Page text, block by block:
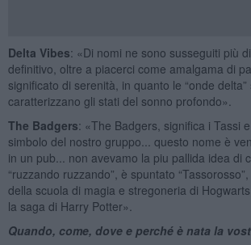
Delta Vibes: «Di nomi ne sono susseguiti più
definitivo, oltre a piacerci come amalgama di
significato di serenità, in quanto le “onde
caratterizzano gli stati del sonno profondo».
The Badgers: «The Badgers, significa i Tassi
simbolo del nostro gruppo... questo nome è
in un pub... non avevamo la piu pallida idea di
“ruzzando ruzzando”, è spuntato
della scuola di magia e stregoneria di
la saga di Harry Potter».
Quando, come, dove e perché è nata la